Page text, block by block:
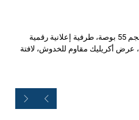
لوحة إعلانية أكريليكية مزدوجة الوجه بحجم 55 بوصة، طرفية إعلانية رقمية
عمودية، مشغل إعلانات بشاشتين FHD، عرض أكريليك مقاوم للخدوش، لافتة